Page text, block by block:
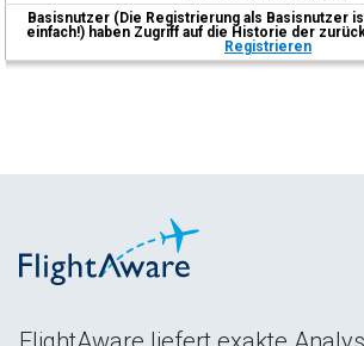
Basisnutzer (Die Registrierung als Basisnutzer
einfach!) haben Zugriff auf die Historie der
Registrieren